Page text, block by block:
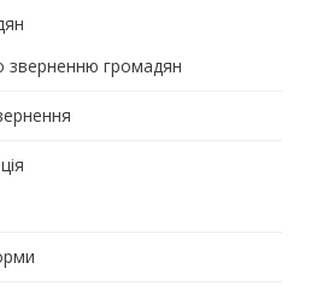
зверненню громадян